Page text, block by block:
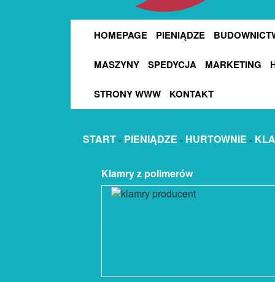
HOMEPAGE PIENIĄDZE
MASZYNY SPEDYCJA MARKETING
STRONY WWW KONTAKT
START » PIENIĄDZE » HURTOWNIE »
Klamry z polimerów